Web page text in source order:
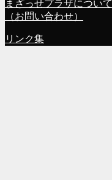
まざっせプラザについて
（お問い合わせ）
リンク集